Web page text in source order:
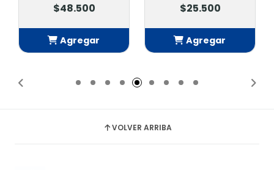
$48.500
Agregar
$25.500
Agregar
VOLVER ARRIBA